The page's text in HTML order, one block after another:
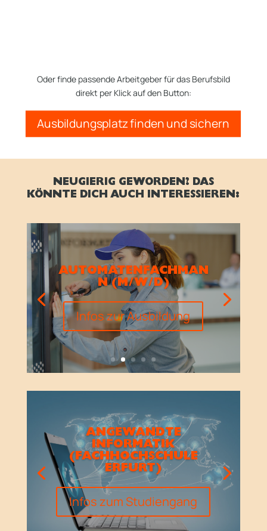
Oder finde passende Arbeitgeber für das Berufsbild
direkt per Klick auf den Button:
Ausbildungsplatz finden und sichern
NEUGIERIG GEWORDEN? DAS
KÖNNTE DICH AUCH INTERESSIEREN:
AUTOMATENFACHMAN
N (M/W/D)
Infos zur Ausbildung
ANGEWANDTE
INFORMATIK
(FACHHOCHSCHULE
ERFURT)
Infos zum Studiengang